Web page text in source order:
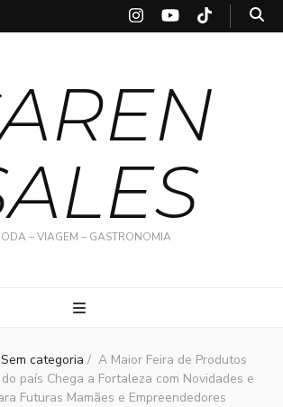
– VIAGEM – GASTRONOMIA
Sem categoria / A Maior Feira de Produtos
país Chega a Fortaleza com Novidades e
Futuras Mamães e Empreendedores